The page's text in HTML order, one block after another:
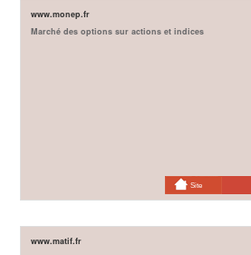
www.monep.fr
Marché des options sur actions et indices
Site
www.matif.fr